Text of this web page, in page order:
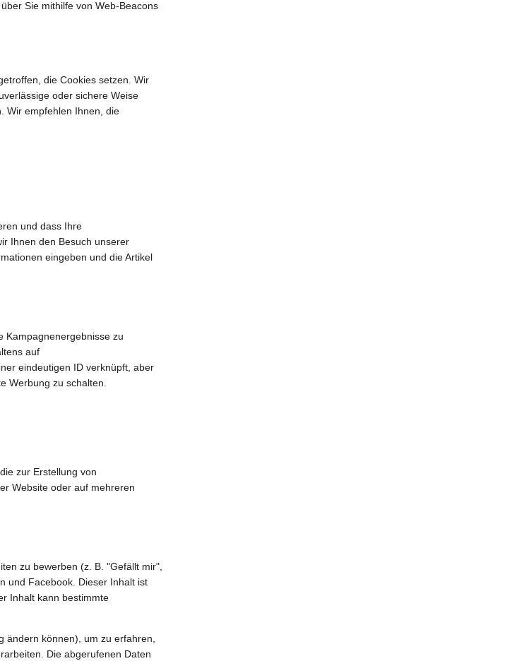
Sie mithilfe von Web-Beacons
die Cookies setzen. Wir
oder sichere Weise
Wir empfehlen Ihnen, die
und dass Ihre
Ihnen den Besuch unserer
eingeben und die Artikel
Kampagnenergebnisse zu
auf
eindeutigen ID verknüpft, aber
Werbung zu schalten.
zur Erstellung von
Website oder auf mehreren
zu bewerben (z. B. "Gefällt mir",
und Facebook. Dieser Inhalt ist
Inhalt kann bestimmte
ändern können), um zu erfahren,
Die abgerufenen Daten